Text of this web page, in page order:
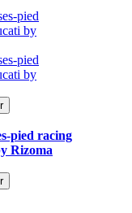
pied racing
Rizoma